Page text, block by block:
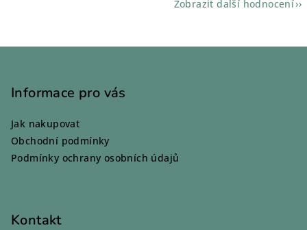
Zobrazit další hodnocení
Informace pro vás
Jak nakupovat
Obchodní podmínky
Podmínky ochrany osobních údajů
Kontakt